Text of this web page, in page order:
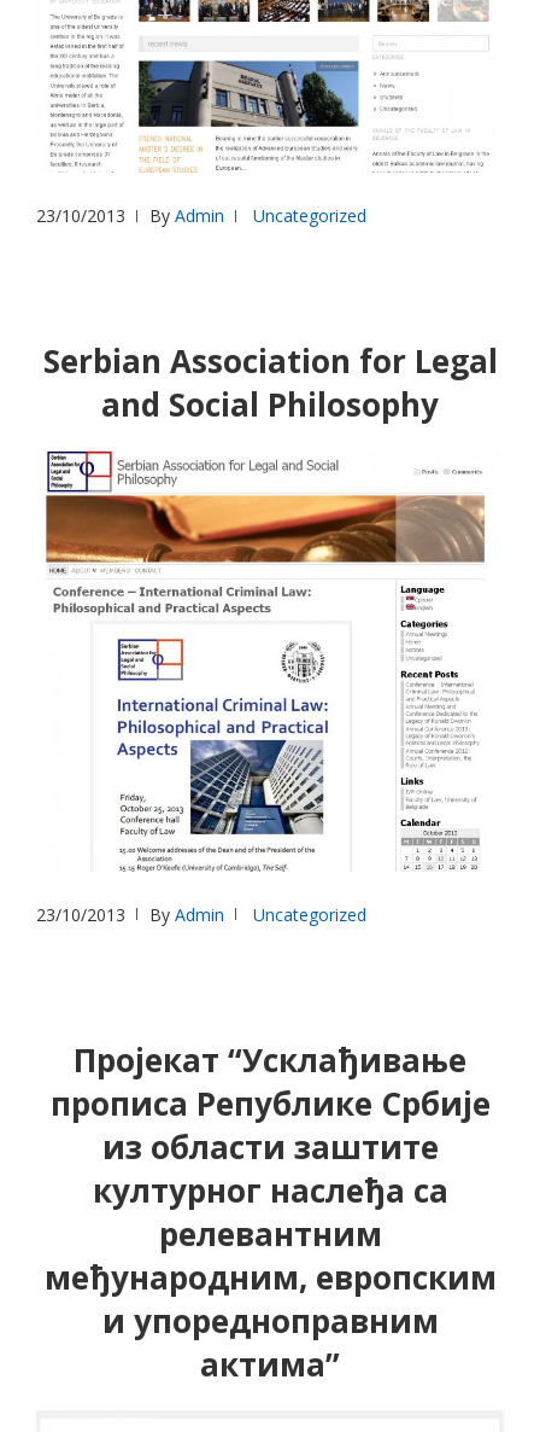
23/10/2013 By Admin Uncategorized
Serbian Association for Legal
and Social Philosophy
23/10/2013 By Admin Uncategorized
Пројекат “Усклађивање
прописа Републике Србије
из области заштите
културног наслеђа са
релевантним
међународним, европским
и упоредноправним
актима”